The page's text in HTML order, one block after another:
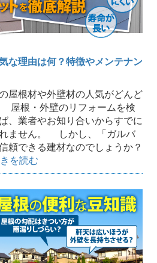
な理由は何？特徴やメンテナン
屋根材や外壁材の人気がどんど
屋根・外壁のリフォームを検
、業者やお知り合いからすでに
ません。 しかし、「ガルバ
頼できる建材なのでしょうか？
を読む